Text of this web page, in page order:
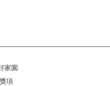
家園
項